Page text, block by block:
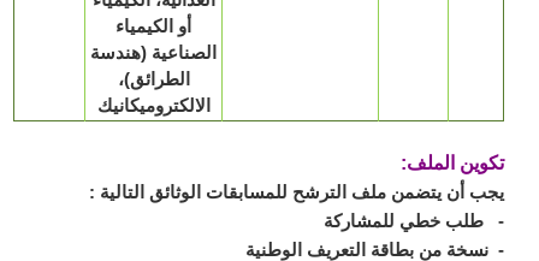
أو الكيمياء
الصناعية (هندسة
الطرائق)،
الالكتروميكانيك
الملف:
أن يتضمن ملف الترشح للمسابقات الوثائق التالية :
طلب خطي للمشاركة
من بطاقة التعريف الوطنية